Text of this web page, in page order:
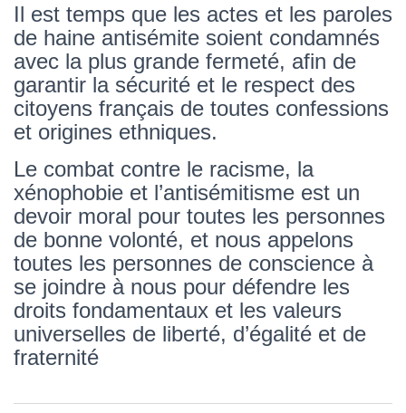
Il est temps que les actes et les paroles
de haine antisémite soient condamnés
avec la plus grande fermeté, afin de
garantir la sécurité et le respect des
citoyens français de toutes confessions
et origines ethniques.
Le combat contre le racisme, la
xénophobie et l’antisémitisme est un
devoir moral pour toutes les personnes
de bonne volonté, et nous appelons
toutes les personnes de conscience à
se joindre à nous pour défendre les
droits fondamentaux et les valeurs
universelles de liberté, d’égalité et de
fraternité